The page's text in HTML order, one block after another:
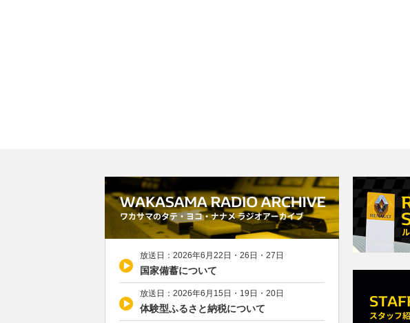
放送日：2026年6月22日・26日・27日
国家備蓄について
放送日：2026年6月15日・19日・20日
体験型ふるさと納税について